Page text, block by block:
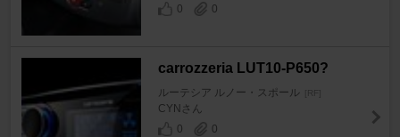
0
0
carrozzeria LUT10-P650?
ルーテシア ルノー・スポール [RF]
CYNさん
0
0